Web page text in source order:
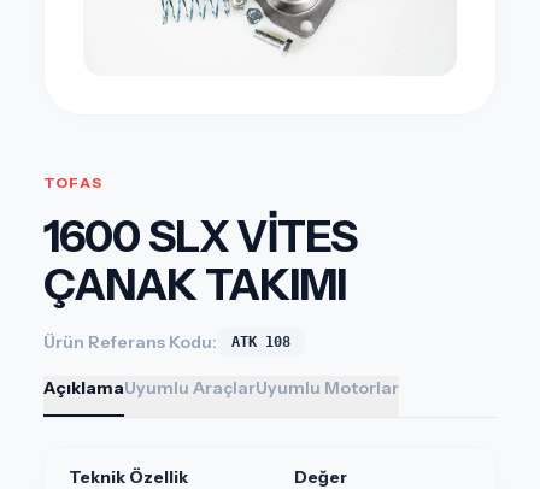
TOFAS
1600 SLX VİTES
ÇANAK TAKIMI
Ürün Referans Kodu: ATK 108
AçıklamaUyumlu AraçlarUyumlu Motorlar
Teknik Özellik Değer